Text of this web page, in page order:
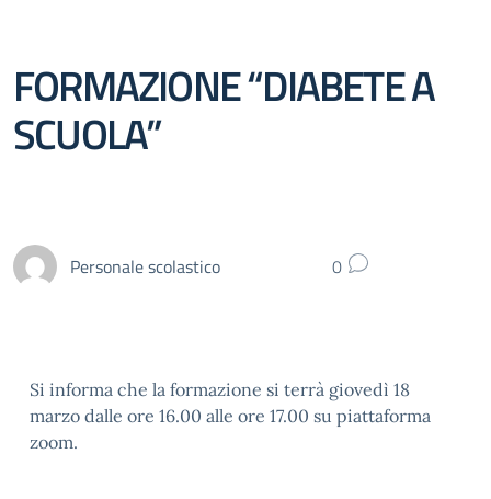
FORMAZIONE “DIABETE A
SCUOLA”
Personale scolastico 0
Si informa che la formazione si terrà giovedì 18
marzo dalle ore 16.00 alle ore 17.00 su piattaforma
zoom.